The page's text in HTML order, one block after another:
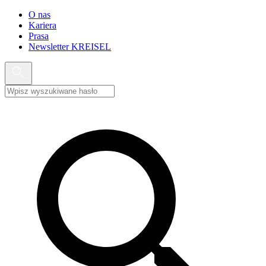
O nas
Kariera
Prasa
Newsletter KREISEL